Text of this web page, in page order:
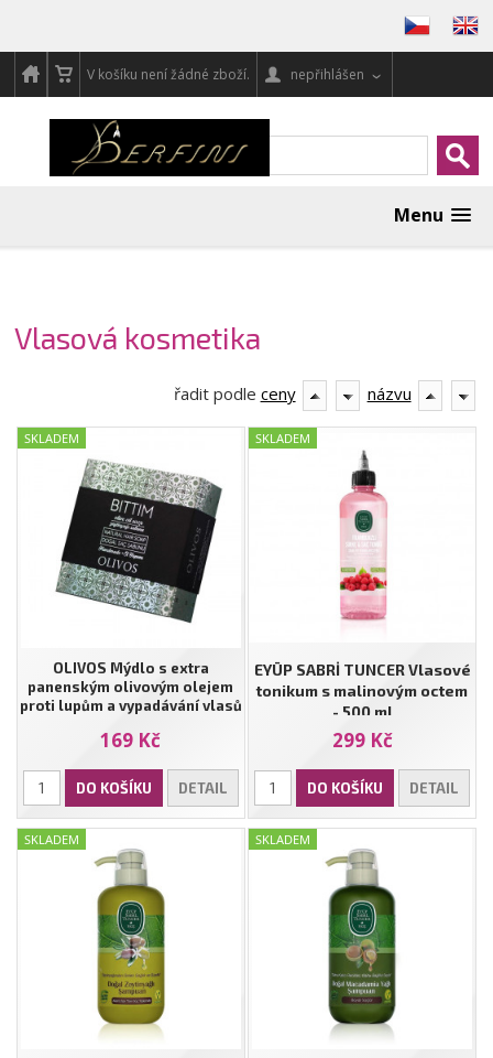
V košíku není žádné zboží. nepřihlášen
Menu
Vlasová kosmetika
řadit podle ceny názvu
OLIVOS Mýdlo s extra
panenským olivovým olejem
proti lupům a vypadávání vlasů
169 Kč
DO KOŠÍKU DETAIL
SKLADEM
EYÜP SABRİ TUNCER Vlasové
tonikum s malinovým octem
- 500 ml
299 Kč
DO KOŠÍKU DETAIL
SKLADEM
SKLADEM SKLADEM